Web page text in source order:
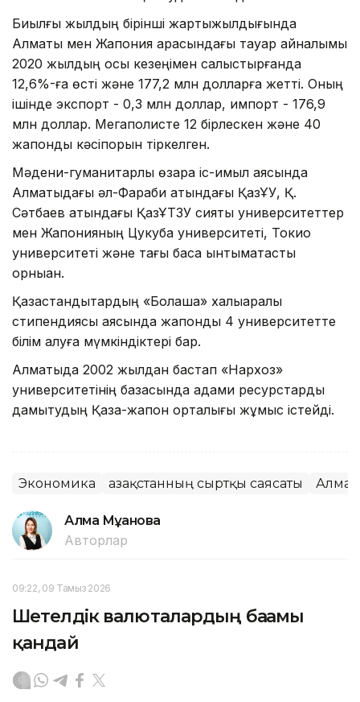
Биылғы жылдың бірінші жартыжылдығында
Алматы мен Жапония арасындағы тауар айналымы
2020 жылдың осы кезеңімен салыстырғанда
12,6%-ға өсті және 177,2 млн долларға жетті. Оның
ішінде экспорт - 0,3 млн доллар, импорт - 176,9
млн доллар. Мегаполисте 12 бірлескен және 40
жапондық кәсіпорын тіркелген.
Мәдени-гуманитарлық өзара іс-қимыл аясында
Алматыдағы әл-Фараби атындағы ҚазҰУ, Қ.
Сәтбаев атындағы ҚазҰТЗУ сияқты университеттер
мен Жапонияның Цукуба университеті, Токио
университеті және тағы басқа ынтымақтастық
орныққан.
Қазақстандықтардың «Болашақ» халықаралық
стипендиясы аясында жапондық 4 университетте
білім алуға мүмкіндіктері бар.
Алматыда 2002 жылдан бастап «Нархоз»
университетінің базасында адами ресурстарды
дамытудың Қазақ-жапон орталығы жұмыс істейді.
Экономика Қазақстанның сыртқы саясаты
Алма Мұқанова
Авторлар
09:22, 09 Тамыз 2026
Шетелдік валюталардың бағамы
қандай